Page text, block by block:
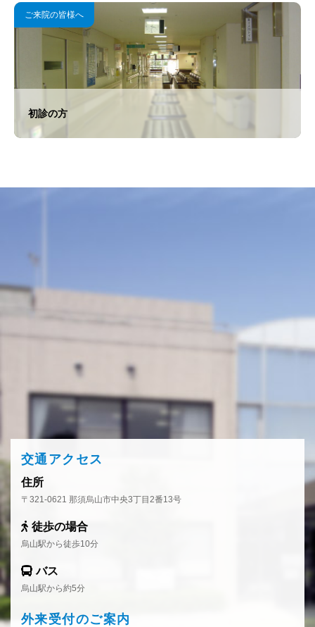
"> ご来院の皆様へ
初診の方
">
交通アクセス
住所
〒321-0621 那須烏山市中央3丁目2番13号
徒歩の場合
烏山駅から徒歩10分
バス
烏山駅から約5分
外来受付のご案内